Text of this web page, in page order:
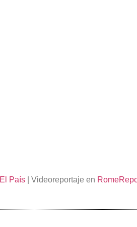
El País | Videoreportaje en